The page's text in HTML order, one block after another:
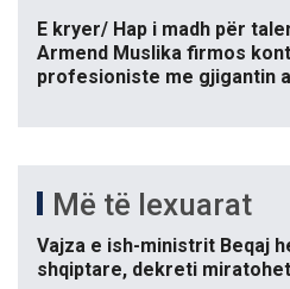
E kryer/ Hap i madh për
Armend Muslika firmos
profesioniste me gjigantin
Më të lexuarat
Vajza e ish-ministrit Beqaj
shqiptare, dekreti